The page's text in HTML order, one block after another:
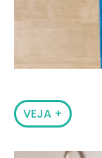
VEJA +